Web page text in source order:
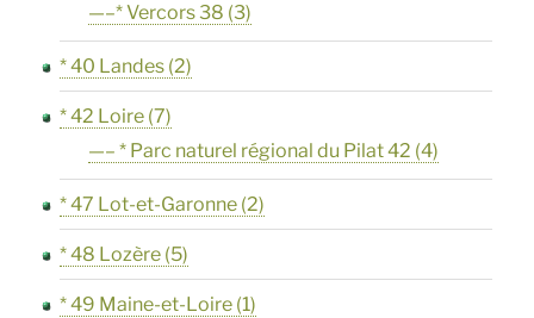
—–* Vercors 38 (3)
* 40 Landes (2)
* 42 Loire (7)
—– * Parc naturel régional du Pilat 42 (4)
* 47 Lot-et-Garonne (2)
* 48 Lozère (5)
* 49 Maine-et-Loire (1)